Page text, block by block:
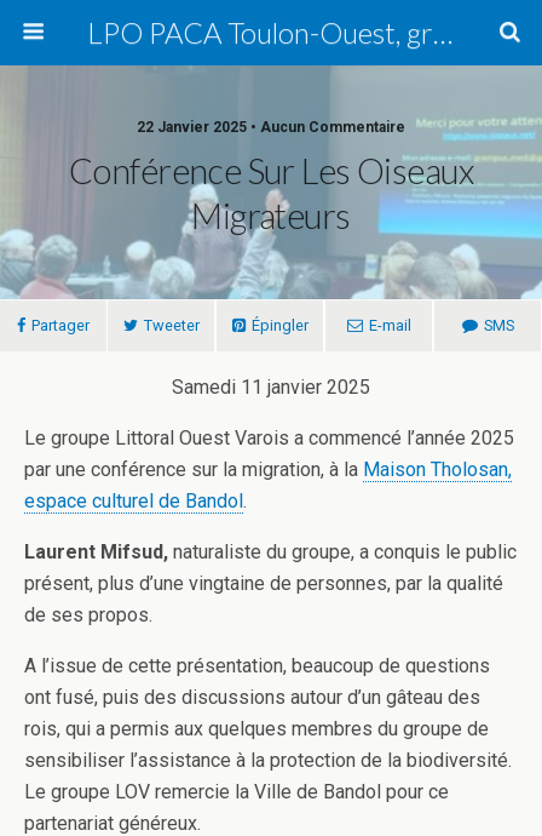
LPO PACA Toulon-Ouest, groupe local
22 Janvier 2025 • Aucun Commentaire
Conférence Sur Les Oiseaux
Migrateurs
Partager Tweeter Épingler E-mail SMS
Samedi 11 janvier 2025
Le groupe Littoral Ouest Varois a commencé l’année 2025
par une conférence sur la migration, à la Maison Tholosan,
espace culturel de Bandol.
Laurent Mifsud, naturaliste du groupe, a conquis le public
présent, plus d’une vingtaine de personnes, par la qualité
de ses propos.
A l’issue de cette présentation, beaucoup de questions
ont fusé, puis des discussions autour d’un gâteau des
rois, qui a permis aux quelques membres du groupe de
sensibiliser l’assistance à la protection de la biodiversité.
Le groupe LOV remercie la Ville de Bandol pour ce
partenariat généreux.